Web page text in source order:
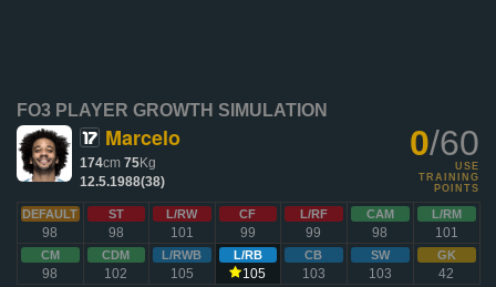
FO3 PLAYER GROWTH SIMULATION
Marcelo
174cm75Kg
12.5.1988(38)
0/60
USE
TRAINING
POINTS
DEFAULT
98
ST
98
L/RW
101
CF
99
L/RF
99
CAM
98
L/RM
101
CM
98
CDM
102
L/RWB
105
L/RB
105
CB
103
SW
103
GK
42